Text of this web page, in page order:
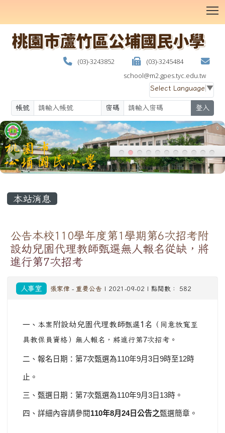
(03)-3243852
(03)-3245484
school@m2.gpes.tyc.edu.tw
Select Language ▼
帳號 密碼 登入
本站消息
公告本校110學年度第1學期第6次招考附
設幼兒園代理教師甄選無人報名從缺，將
進行第7次招考
人事室 張家偉 - 重要公告 | 2021-09-02 | 點閱數： 582
一、 本案 附設幼兒園代理教師甄選1名 （ 同意放寬至
具教保員資格） 無人報名，將進行第7次招考。
二、報名日期：第7次甄選為110年9月 3日 9時至12時
止。
三、甄選日期：第7次甄選為110年9月 3日 13時。
四、詳細內容請參閱110年8月 24日公告之甄選簡章。